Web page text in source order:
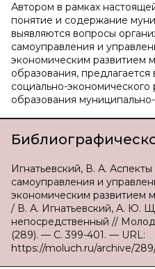
Автором в рамках
понятие и содержание
выявляются вопросы
самоуправления и
экономическим развитием
образования,
социально-экономического
образования
Игнатьевский, В. А.
самоуправления и
экономическим развитием
/ В. А. Игнатьевский, А. Ю.
непосредственный //
(289). — С. 399-401. — URL:
https://moluch.ru/archive/289/